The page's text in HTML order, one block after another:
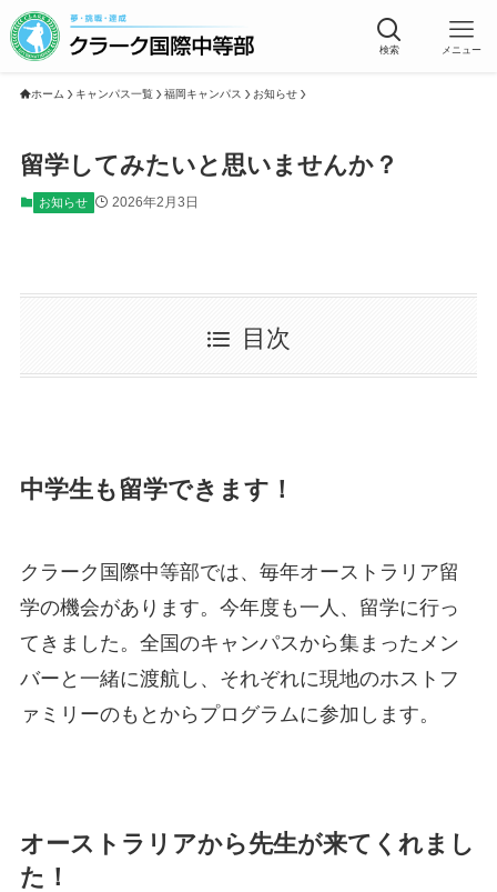
検索 メニュー
ホーム キャンパス一覧 福岡キャンパス お知らせ
留学してみたいと思いませんか？
お知らせ 2026年2月3日
目次
中学生も留学できます！
クラーク国際中等部では、毎年オーストラリア留
学の機会があります。今年度も一人、留学に行っ
てきました。全国のキャンパスから集まったメン
バーと一緒に渡航し、それぞれに現地のホストフ
ァミリーのもとからプログラムに参加します。
オーストラリアから先生が来てくれまし
た！